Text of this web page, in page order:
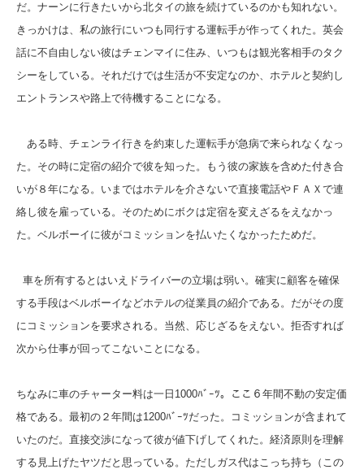
だ。ナーンに行きたいから北タイの旅を続けているのかも知れない。
きっかけは、私の旅行にいつも同行する運転手が作ってくれた。英会
話に不自由しない彼はチェンマイに住み、いつもは観光客相手のタク
シーをしている。それだけでは生活が不安定なのか、ホテルと契約し
エントランスや路上で待機することになる。
ある時、チェンライ行きを約束した運転手が急病で来られなくなっ
た。その時に定宿の紹介で彼を知った。もう彼の家族を含めた付き合
いが８年になる。いまではホテルを介さないで直接電話やＦＡＸで連
絡し彼を雇っている。そのためにボクは定宿を変えざるをえなかっ
た。ベルボーイに彼がコミッションを払いたくなかったためだ。
車を所有するとはいえドライバーの立場は弱い。確実に顧客を確保
する手段はベルボーイなどホテルの従業員の紹介である。だがその度
にコミッションを要求される。当然、応じざるをえない。拒否すれば
次から仕事が回ってこないことになる。
ちなみに車のチャーター料は一日1000ﾊﾞｰﾂ。ここ６年間不動の安定価
格である。最初の２年間は1200ﾊﾞｰﾂだった。コミッションが含まれて
いたのだ。直接交渉になって彼が値下げしてくれた。経済原則を理解
する見上げたヤツだと思っている。ただしガス代はこっち持ち（この